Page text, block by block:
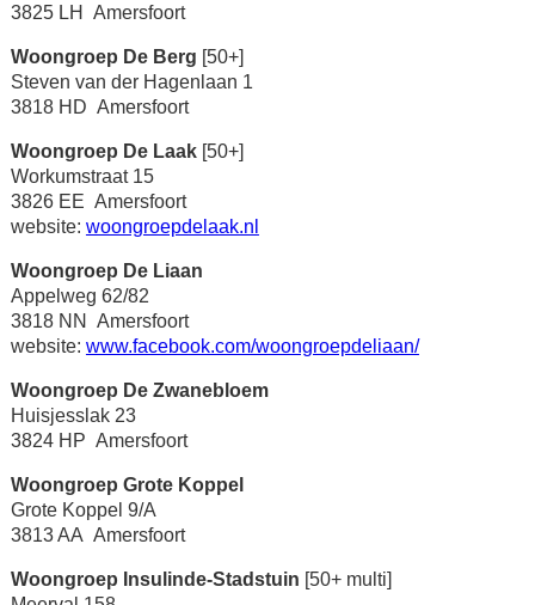
3825 LH Amersfoort
Woongroep De Berg [50+]
Steven van der Hagenlaan 1
3818 HD Amersfoort
Woongroep De Laak[50+]
Workumstraat 15
3826 EE Amersfoort
website: woongroepdelaak.nl
Woongroep De Liaan
Appelweg 62/82
3818 NN Amersfoort
website: www.facebook.com/woongroepdeliaan/
Woongroep De Zwanebloem
Huisjesslak 23
3824 HP Amersfoort
Woongroep Grote Koppel
Grote Koppel 9/A
3813 AA Amersfoort
Woongroep Insulinde-Stadstuin [50+ multi]